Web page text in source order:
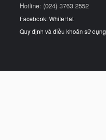
Hotline: (024) 3763 2552
Facebook: WhiteHat
Quy định và điều khoản sử dụng